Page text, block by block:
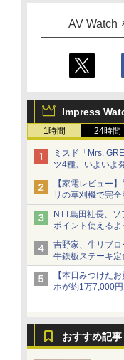
AV Watch
Impress
1時間 24時間
ミスド「Mrs.
ツ4種、いよいよ
【家電レビュー
リの草刈機で完
NTT島田社長、
ポイント使えるよ
吉野家、牛リブ
牛鉄板ステーキ
【本日みつけた
ホが約1万7,000
おすすめ記事